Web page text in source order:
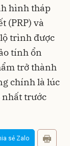
hình tháp
(PRP) và
trình được
tính ổn
trở thành
chính là lúc
nhất trước
sẻ Zalo